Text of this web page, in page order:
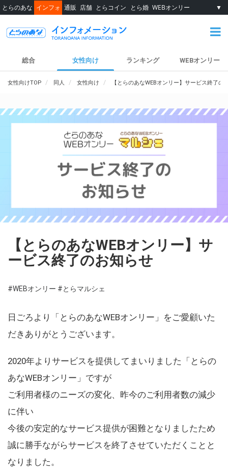
とらのあな インフォ 通販 店舗 とらコイン とら婚 WEBオンリー ▼
総合 女性向け ランキング WEBオンリー
女性向けTOP 同人 女性向け 【とらのあなWEBオンリー】サービス終了の
【とらのあなWEBオンリー】サ
ービス終了のお知らせ
#WEBオンリー #とらマルシェ
日ごろより「とらのあなWEBオンリー」をご愛顧いた
だきありがとうございます。
2020年よりサービスを提供してまいりました「とらの
あなWEBオンリー」ですが
ご利用者様のニーズの変化、昨今のご利用者数の減少
に伴い
今後の安定的なサービス提供が困難となりましたため
誠に勝手ながらサービスを終了させていただくことと
なりました。